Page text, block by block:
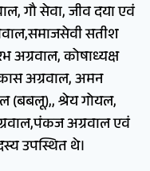
गौ सेवा, जीव दया एवं
सतीश
अग्रवाल, कोषाध्यक्ष
अग्रवाल, अमन
(बबलू),, श्रेय गोयल,
अग्रवाल एवं
उपस्थित थे।